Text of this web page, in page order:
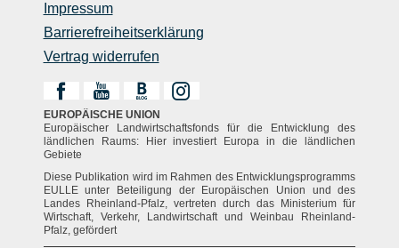
Impressum
Barrierefreiheitserklärung
Vertrag widerrufen
EUROPÄISCHE UNION
Europäischer Landwirtschaftsfonds für die Entwicklung des
ländlichen Raums: Hier investiert Europa in die ländlichen
Gebiete
Diese Publikation wird im Rahmen des Entwicklungsprogramms
EULLE unter Beteiligung der Europäischen Union und des
Landes Rheinland-Pfalz, vertreten durch das Ministerium für
Wirtschaft, Verkehr, Landwirtschaft und Weinbau Rheinland-
Pfalz, gefördert